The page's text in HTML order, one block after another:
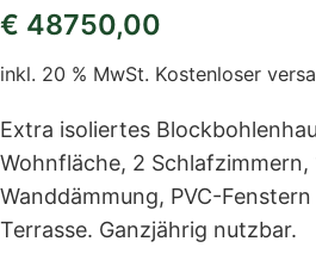
€ 48750,00
inkl. 20 % MwSt. Kostenloser
Extra isoliertes
Wohnfläche, 2 Schlafzimmern,
Wanddämmung, PVC-
Terrasse. Ganzjährig nutzbar.